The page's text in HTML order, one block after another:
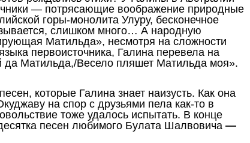
— потрясающие воображение природные
горы-монолита Улуру, бесконечное
слишком много… А народную
Матильда», несмотря на сложности
первоисточника, Галина перевела на
да Матильда,/Весело пляшет Матильда моя».
которые Галина знает наизусть. Как она
на спор с друзьями пела как-то в
тоже удалось испытать. В конце
песен любимого Булата Шалвовича —